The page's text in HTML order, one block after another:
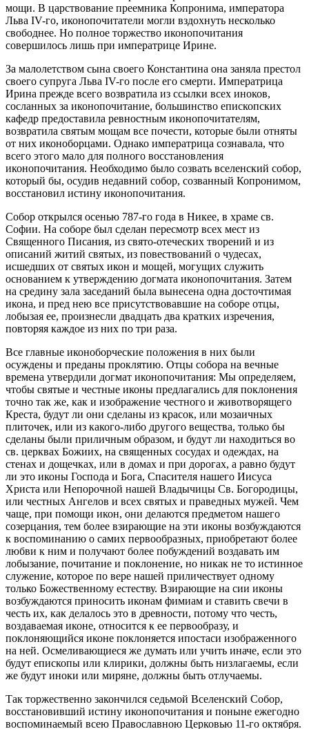
мощи. В царствование преемника Копронима, императора
Льва IV-го, иконопочитатели могли вздохнуть несколько
свободнее. Но полное торжество иконопочитания
совершилось лишь при императрице Ирине.
За малолетством сына своего Константина она заняла престол
своего супруга Льва IV-го после его смерти. Императрица
Ирина прежде всего возвратила из ссылки всех иноков,
сосланных за иконопочитание, большинство епископских
кафедр предоставила ревностным иконопочитателям,
возвратила святым мощам все почести, которые были отняты
от них иконоборцами. Однако императрица сознавала, что
всего этого мало для полного восстановления
иконопочитания. Необходимо было созвать вселенский собор,
который бы, осудив недавний собор, созванный Копронимом,
восстановил истину иконопочитания.
Собор открылся осенью 787-го года в Никее, в храме св.
Софии. На соборе был сделан пересмотр всех мест из
Священного Писания, из свято-отеческих творений и из
описаний житий святых, из повествований о чудесах,
исшедших от святых икон и мощей, могущих служить
основанием к утверждению догмата иконопочитания. Затем
на средину зала заседаний была вынесена одна досточтимая
икона, и пред нею все присутствовавшие на соборе отцы,
лобызая ее, произнесли двадцать два кратких изречения,
повторяя каждое из них по три раза.
Все главные иконоборческие положения в них были
осуждены и преданы проклятию. Отцы собора на вечные
времена утвердили догмат иконопочитания: Мы определяем,
чтобы святые и честные иконы предлагались для поклонения
точно так же, как и изображение честного и животворящего
Креста, будут ли они сделаны из красок, или мозаичных
плиточек, или из какого-либо другого вещества, только бы
сделаны были приличным образом, и будут ли находиться во
св. церквах Божиих, на священных сосудах и одеждах, на
стенах и дощечках, или в домах и при дорогах, а равно будут
ли это иконы Господа и Бога, Спасителя нашего Иисуса
Христа или Непорочной нашей Владычицы Св. Богородицы,
или честных Ангелов и всех святых и праведных мужей. Чем
чаще, при помощи икон, они делаются предметом нашего
созерцания, тем более взирающие на эти иконы возбуждаются
к воспоминанию о самих первообразных, приобретают более
любви к ним и получают более побуждений воздавать им
лобызание, почитание и поклонение, но никак не то истинное
служение, которое по вере нашей приличествует одному
только Божественному естеству. Взирающие на сии иконы
возбуждаются приносить иконам фимиам и ставить свечи в
честь их, как делалось это в древности, потому что честь,
воздаваемая иконе, относится к ее первообразу, и
поклоняющийся иконе поклоняется ипостаси изображенного
на ней. Осмеливающиеся же думать или учить иначе, если это
будут епископы или клирики, должны быть низлагаемы, если
же будут иноки или миряне, должны быть отлучаемы.
Так торжественно закончился седьмой Вселенский Собор,
восстановивший истину иконопочитания и поныне ежегодно
воспоминаемый всею Православною Церковью 11-го октября.